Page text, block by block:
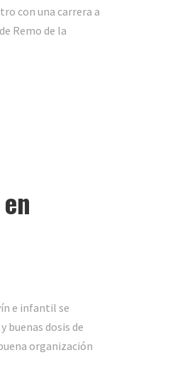
con una carrera a
Remo de la
e infantil se
buenas dosis de
organización